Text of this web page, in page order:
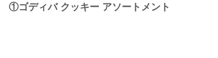
①ゴディバ クッキー アソートメント